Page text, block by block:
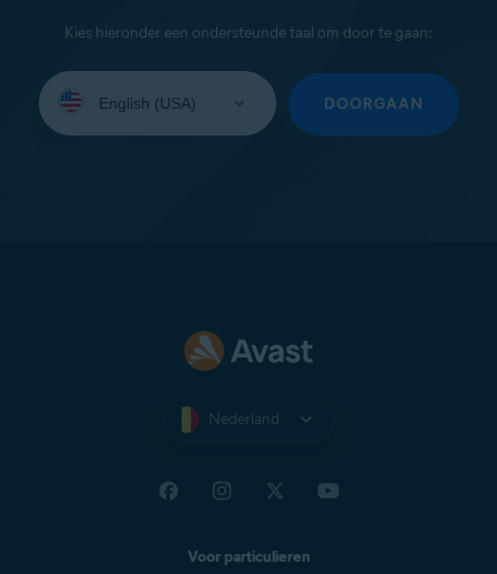
Kies hieronder een ondersteunde taal om door te gaan:
uw
DOORGAAN
Nederland
Voor particulieren